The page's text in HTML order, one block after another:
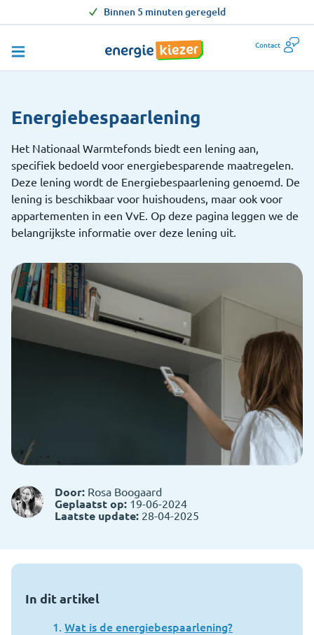
Binnen 5 minuten geregeld
Contact
Energiebespaarlening
Het Nationaal Warmtefonds biedt een lening aan,
specifiek bedoeld voor energiebesparende maatregelen.
Deze lening wordt de Energiebespaarlening genoemd. De
lening is beschikbaar voor huishoudens, maar ook voor
appartementen in een VvE. Op deze pagina leggen we de
belangrijkste informatie over deze lening uit.
Door: Rosa Boogaard
Geplaatst op: 19-06-2024
Laatste update: 28-04-2025
In dit artikel
Wat is de energiebespaarlening?